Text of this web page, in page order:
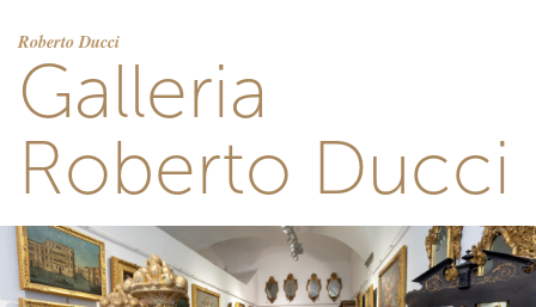
Roberto Ducci
Galleria
Roberto Ducci